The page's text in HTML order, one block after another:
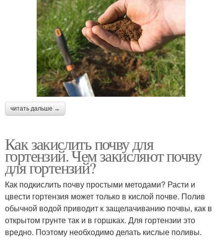
читать дальше →
Как закислить почву для
гортензий. Чем закисляют почву
для гортензий?
Как подкислить почву простыми методами? Расти и
цвести гортензия может только в кислой почве. Полив
обычной водой приводит к защелачиванию почвы, как в
открытом грунте так и в горшках. Для гортензии это
вредно. Поэтому необходимо делать кислые поливы.